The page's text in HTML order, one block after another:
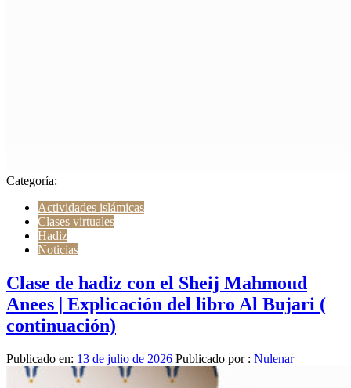
Categoría:
Actividades islámicas
Clases virtuales
Hadiz
Noticias
Clase de hadiz con el Sheij Mahmoud
Anees | Explicación del libro Al Bujari (
continuación)
Publicado en: 13 de julio de 2026 Publicado por : Nulenar